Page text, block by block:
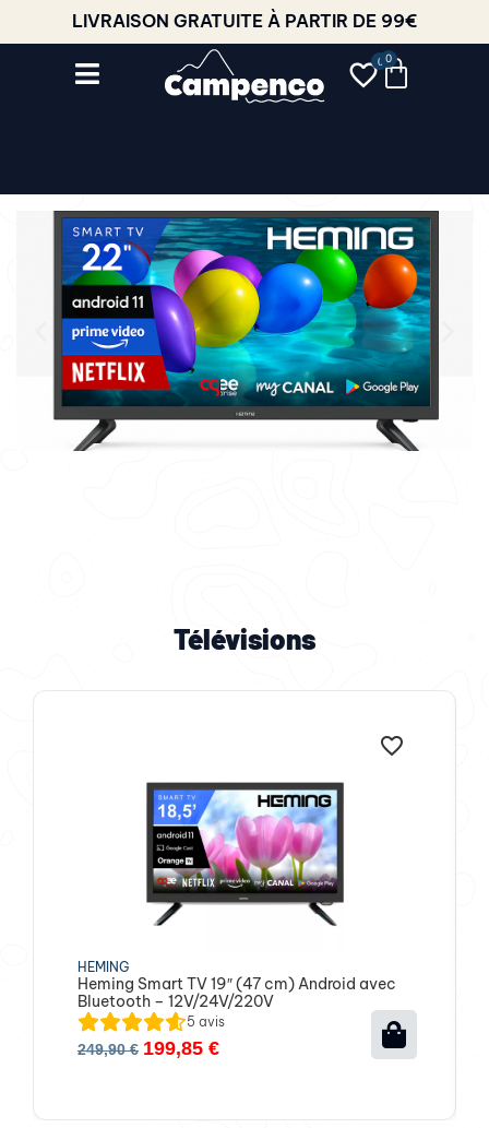
LIVRAISON GRATUITE À PARTIR DE 99€
0
Télévisions
HEMING
Heming Smart TV 19″ (47 cm) Android avec
Bluetooth – 12V/24V/220V
5 avis
249,90€ 199,85 €